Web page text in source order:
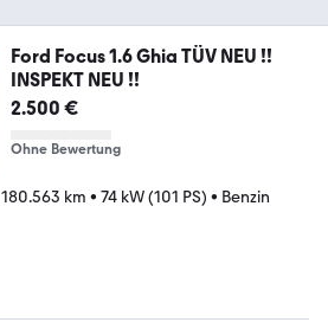
Ford Focus 1.6 Ghia TÜV NEU !!
INSPEKT NEU !!
2.500 €
Ohne Bewertung
180.563 km • 74 kW (101 PS) • Benzin